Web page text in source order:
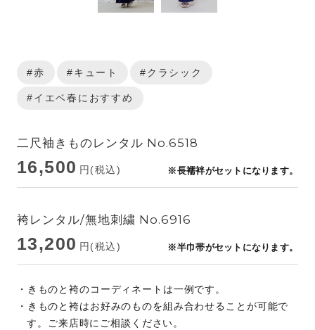
#赤 #キュート #クラシック
#イエベ春におすすめ
二尺袖きものレンタル No.6518
16,500 円(税込) ※長襦袢がセットになります。
袴レンタル/無地刺繍 No.6916
13,200 円(税込) ※半巾帯がセットになります。
・きものと袴のコーディネートは一例です。
・きものと袴はお好みのものを組み合わせることが可能で
す。ご来店時にご相談ください。